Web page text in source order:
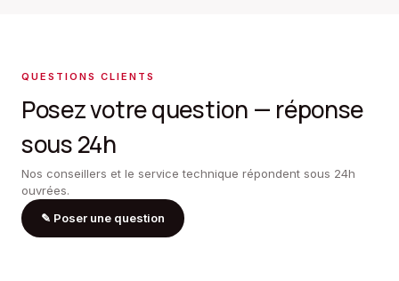
QUESTIONS CLIENTS
Posez votre question — réponse
sous 24h
Nos conseillers et le service technique répondent sous 24h
ouvrées.
✎ Poser une question